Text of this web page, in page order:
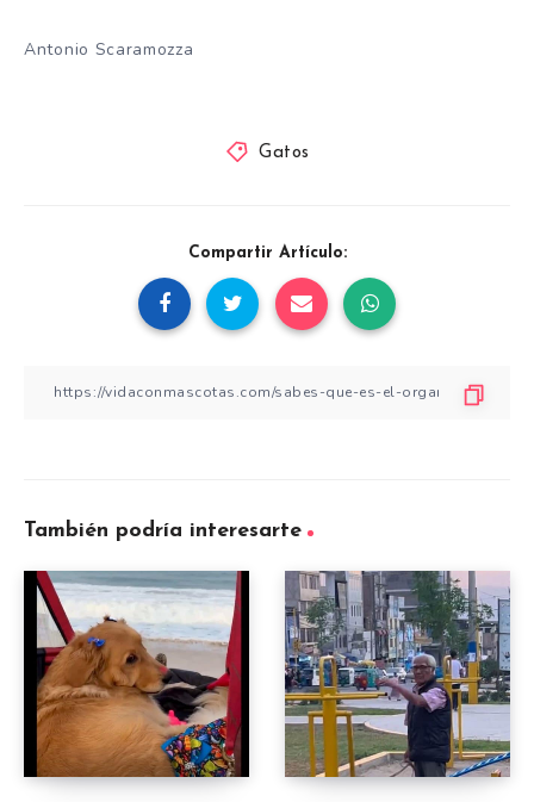
Antonio Scaramozza
Gatos
Compartir Artículo:
También podría interesarte